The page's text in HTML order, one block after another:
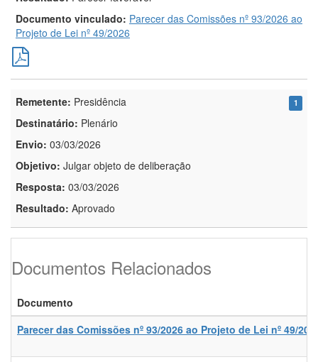
Documento vinculado: Parecer das Comissões nº 93/2026 ao
Projeto de Lei nº 49/2026
1
Remetente: Presidência
Destinatário: Plenário
Envio: 03/03/2026
Objetivo: Julgar objeto de deliberação
Resposta: 03/03/2026
Resultado: Aprovado
Documentos Relacionados
Documento
Parecer das Comissões nº 93/2026 ao Projeto de Lei nº 49/